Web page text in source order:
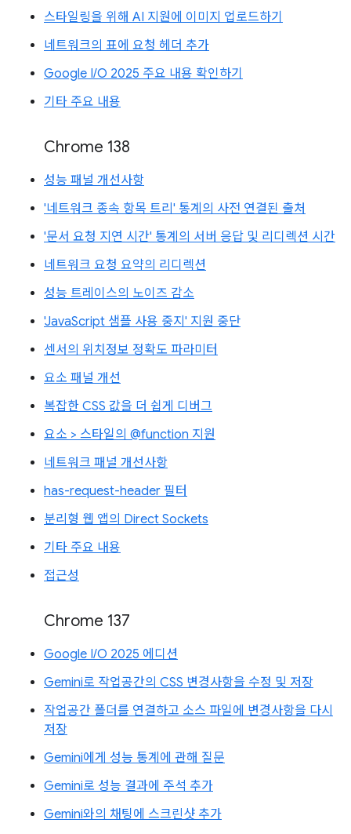
스타일링을 위해 AI 지원에 이미지 업로드하기
네트워크의 표에 요청 헤더 추가
Google I/O 2025 주요 내용 확인하기
기타 주요 내용
Chrome 138
성능 패널 개선사항
'네트워크 종속 항목 트리' 통계의 사전 연결된 출처
'문서 요청 지연 시간' 통계의 서버 응답 및 리디렉션 시간
네트워크 요청 요약의 리디렉션
성능 트레이스의 노이즈 감소
'JavaScript 샘플 사용 중지' 지원 중단
센서의 위치정보 정확도 파라미터
요소 패널 개선
복잡한 CSS 값을 더 쉽게 디버그
요소 > 스타일의 @function 지원
네트워크 패널 개선사항
has-request-header 필터
분리형 웹 앱의 Direct Sockets
기타 주요 내용
접근성
Chrome 137
Google I/O 2025 에디션
Gemini로 작업공간의 CSS 변경사항을 수정 및 저장
작업공간 폴더를 연결하고 소스 파일에 변경사항을 다시
저장
Gemini에게 성능 통계에 관해 질문
Gemini로 성능 결과에 주석 추가
Gemini와의 채팅에 스크린샷 추가